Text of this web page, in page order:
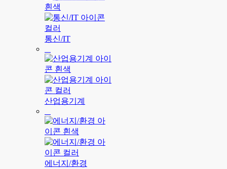
통신/IT
산업용기계
에너지/환경